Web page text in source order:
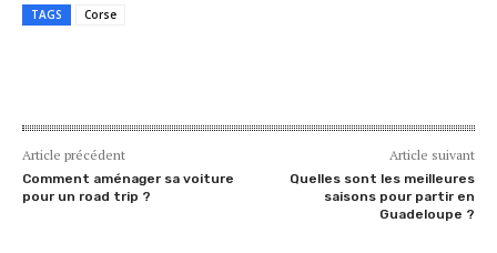
TAGS Corse
Article précédent
Comment aménager sa voiture
pour un road trip ?
Article suivant
Quelles sont les meilleures
saisons pour partir en
Guadeloupe ?